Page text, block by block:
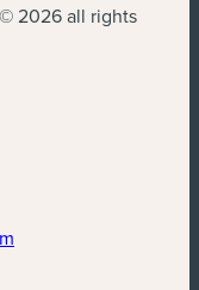
2026 all rights